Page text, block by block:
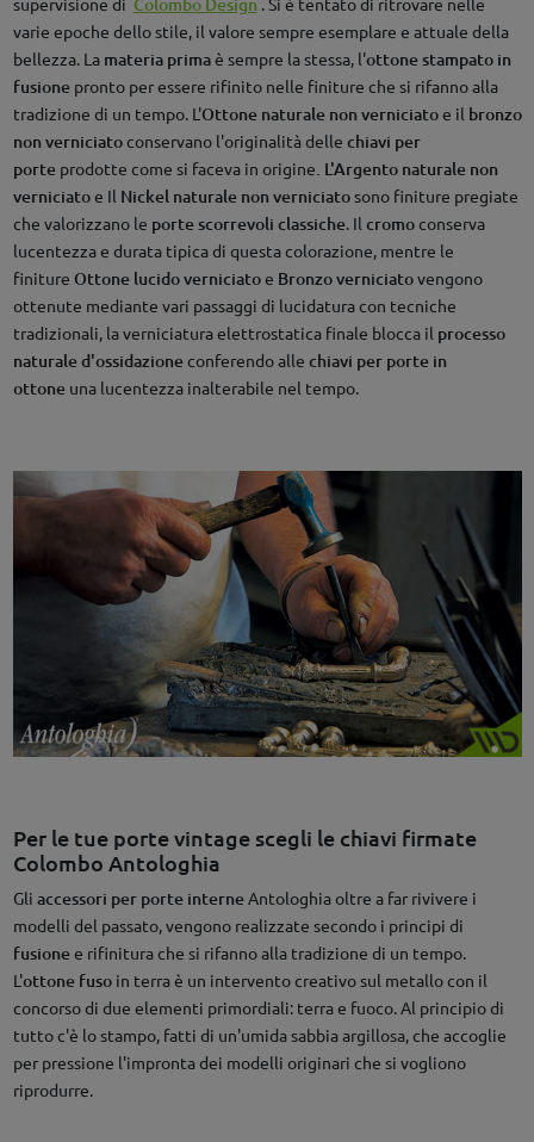
Colombo Design
varie epoche dello stile, il valore sempre esemplare e attuale della
bellezza. La materia primaè sempre la stessa, l'ottone stampato in
fusionepronto per essere rifinito nelle finiture che si rifanno alla
tradizione di un tempo. L'Ottone naturale non verniciatoe il bronzo
non verniciatoconservano l'originalità delle chiavi per
porte prodotte come si faceva in origine. L'Argento naturale non
verniciatoe Il Nickel naturale non verniciatosono finiture pregiate
che valorizzano le porte scorrevoli classiche. Il cromoconserva
lucentezza e durata tipica di questa colorazione, mentre le
finiture Ottone lucido verniciatoe Bronzo verniciatovengono
ottenute mediante vari passaggi di lucidatura con tecniche
tradizionali, la verniciatura elettrostatica finale blocca il processo
naturale d'ossidazioneconferendo alle chiavi per porte in
ottoneuna lucentezza inalterabile nel tempo.
Per le tue porte vintage scegli le chiavi firmate
Colombo Antologhia
Gli accessori per porte interneAntologhia oltre a far rivivere i
modelli del passato, vengono realizzate secondo i principi di
fusionee rifinitura che si rifanno alla tradizione di un tempo.
L'ottone fusoin terra è un intervento creativo sul metallo con il
concorso di due elementi primordiali: terra e fuoco. Al principio di
tutto c'è lo stampo, fatti di un'umida sabbia argillosa, che accoglie
per pressione l'impronta dei modelli originari che si vogliono
riprodurre.